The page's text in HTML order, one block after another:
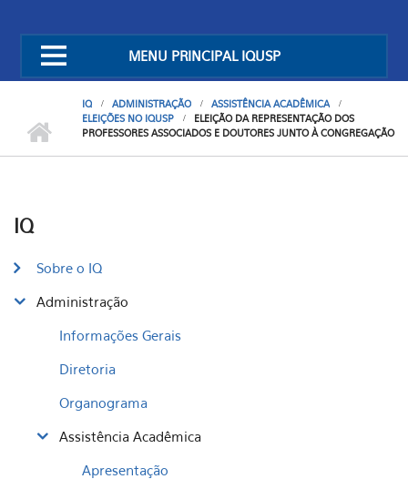
MENU PRINCIPAL IQUSP
IQ ADMINISTRAÇÃO
ASSISTÊNCIA ACADÊMICA
ELEIÇÕES NO IQUSP
ELEIÇÃO DA REPRESENTAÇÃO DOS
PROFESSORES ASSOCIADOS E DOUTORES JUNTO À CONGREGAÇÃO
IQ
Sobre o IQ
Administração
Informações Gerais
Diretoria
Organograma
Assistência Acadêmica
Apresentação